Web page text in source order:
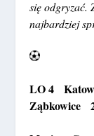
się odgryzać.
najbardziej
LO 4
Ząbkowice